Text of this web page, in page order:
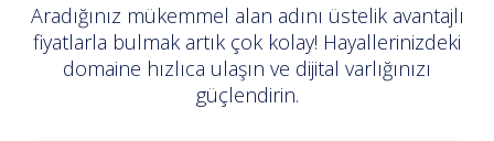
Aradığınız mükemmel alan adını üstelik avantajlı
fiyatlarla bulmak artık çok kolay! Hayallerinizdeki
domaine hızlıca ulaşın ve dijital varlığınızı
güçlendirin.